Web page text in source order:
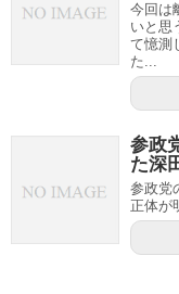
今回は
いと思
て憶測
た...
参政
た深
参政党
正体が